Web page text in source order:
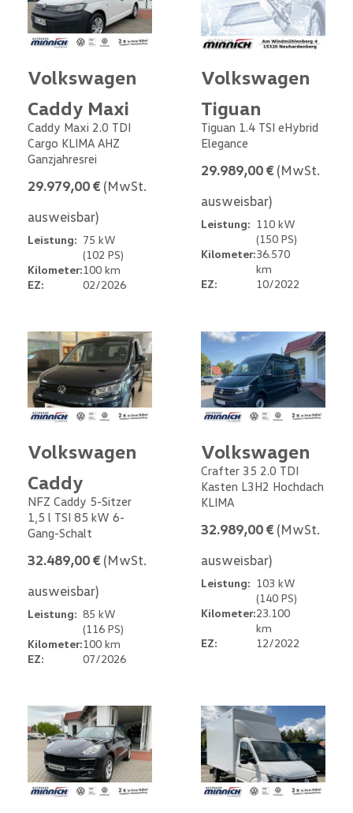
Volkswagen
Caddy Maxi
Caddy Maxi 2.0 TDI
Cargo KLIMA AHZ
Ganzjahresrei
29.979,00 € (MwSt.
ausweisbar)
Leistung: 75 kW
(102 PS)
Kilometer:100 km
EZ:
02/2026
Volkswagen
Tiguan
Tiguan 1.4 TSI eHybrid
Elegance
29.989,00 € (MwSt.
ausweisbar)
Leistung: 110 kW
(150 PS)
Kilometer:36.570
km
EZ:
10/2022
Volkswagen
Caddy
NFZ Caddy 5-Sitzer
1,5 l TSI 85 kW 6-
Gang-Schalt
32.489,00 € (MwSt.
ausweisbar)
Leistung: 85 kW
(116 PS)
Kilometer:100 km
EZ:
07/2026
Volkswagen
Crafter 35 2.0 TDI
Kasten L3H2 Hochdach
KLIMA
32.989,00 € (MwSt.
ausweisbar)
Leistung: 103 kW
(140 PS)
Kilometer:23.100
km
EZ:
12/2022